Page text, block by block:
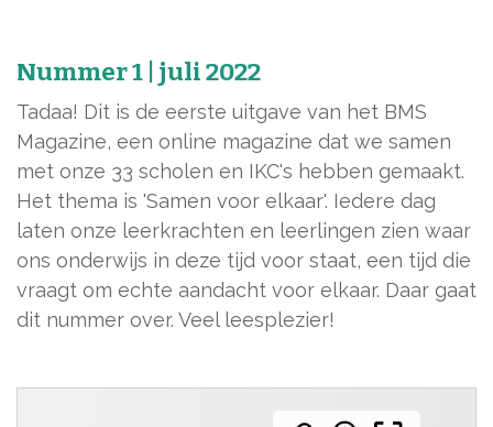
Nummer 1 | juli 2022
Tadaa! Dit is de eerste uitgave van het BMS
Magazine, een online magazine dat we samen
met onze 33 scholen en IKC's hebben gemaakt.
Het thema is 'Samen voor elkaar'. Iedere dag
laten onze leerkrachten en leerlingen zien waar
ons onderwijs in deze tijd voor staat, een tijd die
vraagt om echte aandacht voor elkaar. Daar gaat
dit nummer over. Veel leesplezier!